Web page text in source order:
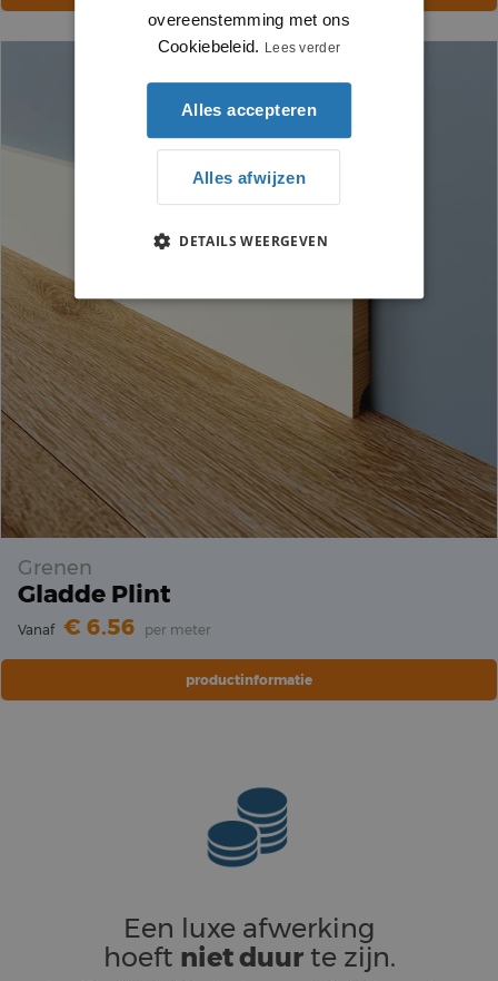
Grenen
Gladde Plint
Vanaf 6.56 per meter
productinformatie
Een luxe afwerking
hoeft niet duurte zijn.
overeenstemming met ons
Cookiebeleid. Lees verder
Alles accepteren
Alles afwijzen
DETAILS WEERGEVEN